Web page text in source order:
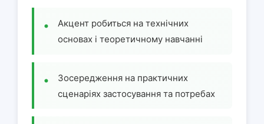
Акцент робиться на технічних
основах і теоретичному навчанні
Зосередження на практичних
сценаріях застосування та потребах